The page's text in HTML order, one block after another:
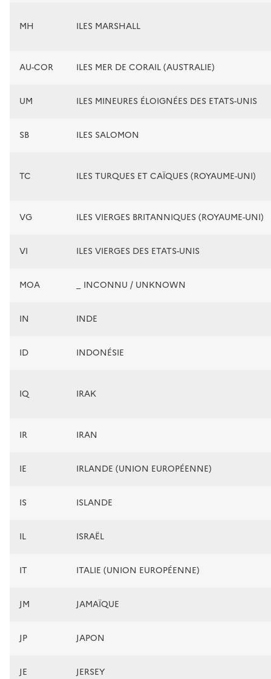
MH ILES MARSHALL
AU-COR ILES MER DE CORAIL (AUSTRALIE)
UM ILES MINEURES ÉLOIGNÉES DES ETATS-UNIS
SB ILES SALOMON
TC ILES TURQUES ET CAÏQUES (ROYAUME-UNI)
VG ILES VIERGES BRITANNIQUES (ROYAUME-UNI)
VI ILES VIERGES DES ETATS-UNIS
MOA _ INCONNU / UNKNOWN
IN INDE
ID INDONÉSIE
IQ IRAK
IR IRAN
IE IRLANDE (UNION EUROPÉENNE)
IS ISLANDE
IL ISRAËL
IT ITALIE (UNION EUROPÉENNE)
JM JAMAÏQUE
JP JAPON
JE JERSEY